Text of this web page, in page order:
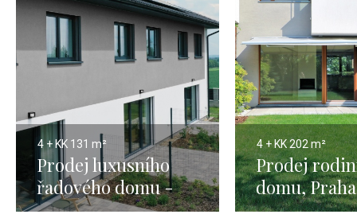
4 + KK 131 m²
Prodej luxusního
řadového domu -
131m²
4 + KK202 m²
Prodej
domu,
Jinonice -